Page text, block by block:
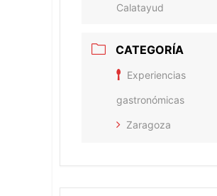
Calatayud
CATEGORÍA
Experiencias
gastronómicas
Zaragoza